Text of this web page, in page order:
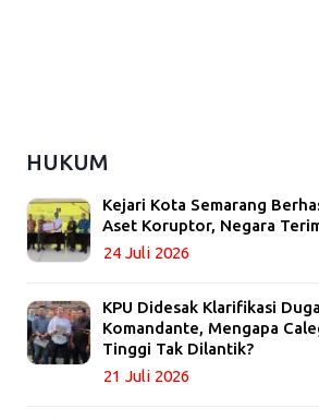
HUKUM
Kejari Kota Semarang
Aset Koruptor, Negara
24 Juli 2026
KPU Didesak Klarifikasi
Komandante, Mengapa
Tinggi Tak Dilantik?
21 Juli 2026